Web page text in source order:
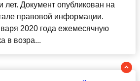
лет. Документ опубликован на
правовой информации.
2020 года ежемесячную
в возра...